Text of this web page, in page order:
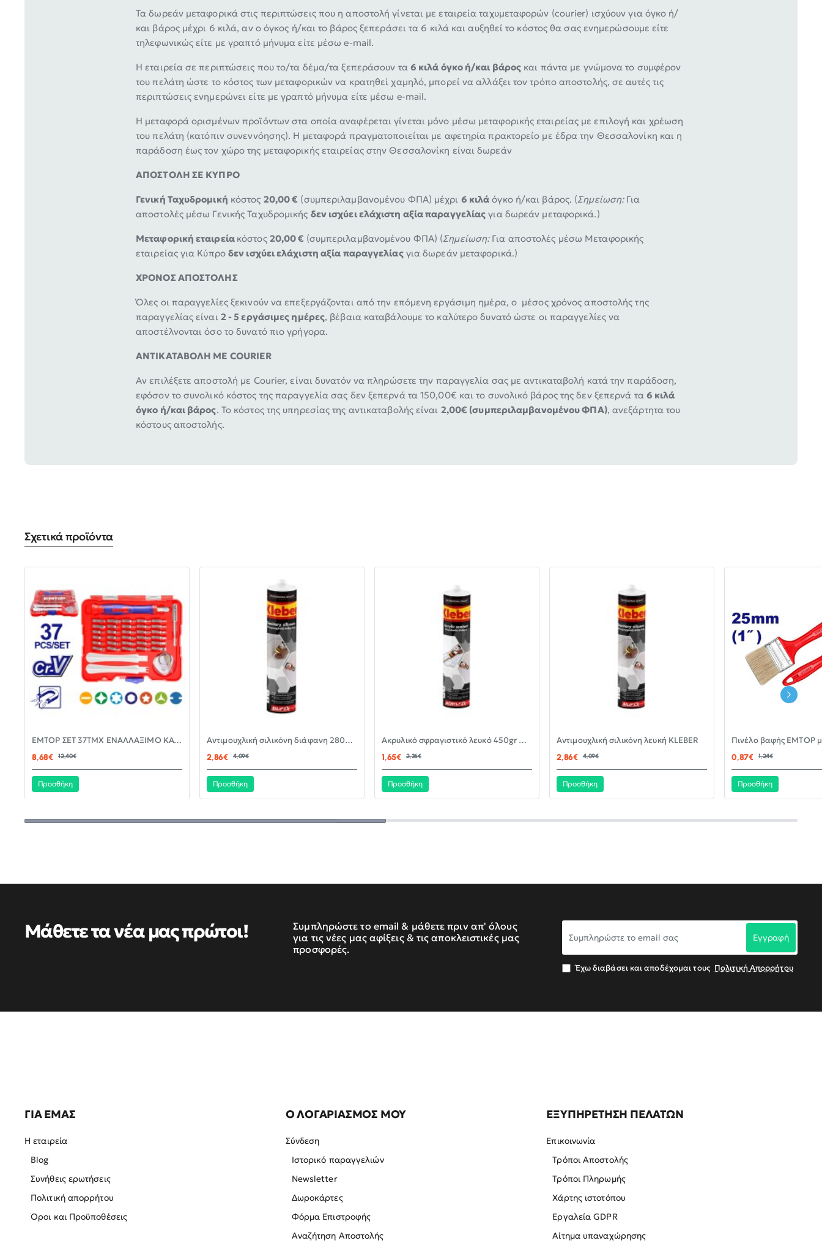
Τα δωρεάν μεταφορικά στις περιπτώσεις που η αποστολή γίνεται με εταιρεία ταχυμεταφορών (courier) ισχύουν για όγκο ή/
και βάρος μέχρι 6 κιλά, αν o όγκος ή/και το βάρος ξεπεράσει τα 6 κιλά και αυξηθεί το κόστος θα σας ενημερώσουμε είτε
τηλεφωνικώς είτε με γραπτό μήνυμα είτε μέσω e-mail.
Η εταιρεία σε περιπτώσεις που το/τα δέμα/τα ξεπεράσουν τα 6 κιλά όγκο ή/και βάρος και πάντα με γνώμονα το συμφέρον
του πελάτη ώστε το κόστος των μεταφορικών να κρατηθεί χαμηλό, μπορεί να αλλάξει τον τρόπο αποστολής, σε αυτές τις
περιπτώσεις ενημερώνει είτε με γραπτό μήνυμα είτε μέσω e-mail.
Η μεταφορά ορισμένων προϊόντων στα οποία αναφέρεται γίνεται μόνο μέσω μεταφορικής εταιρείας με επιλογή και χρέωση
του πελάτη (κατόπιν συνεννόησης). Η μεταφορά πραγματοποιείται με αφετηρία πρακτορείο με έδρα την Θεσσαλονίκη και η
παράδοση έως τον χώρο της μεταφορικής εταιρείας στην Θεσσαλονίκη είναι δωρεάν
ΑΠΟΣΤΟΛΗ ΣΕ ΚΥΠΡΟ
Γενική Ταχυδρομική κόστος 20,00 € (συμπεριλαμβανομένου ΦΠΑ) μέχρι 6 κιλά όγκο ή/και βάρος. (Σημείωση:Για
αποστολές μέσω Γενικής Ταχυδρομικής δεν ισχύει ελάχιστη αξία παραγγελίας για δωρεάν μεταφορικά.)
Μεταφορική εταιρεία κόστος 20,00 € (συμπεριλαμβανομένου ΦΠΑ) (Σημείωση:Για αποστολές μέσω Μεταφορικής
εταιρείας για Κύπρο δεν ισχύει ελάχιστη αξία παραγγελίαςγια δωρεάν μεταφορικά.)
ΧΡΟΝΟΣ ΑΠΟΣΤΟΛΗΣ
Όλες οι παραγγελίες ξεκινούν να επεξεργάζονται από την επόμενη εργάσιμη ημέρα, ο μέσος χρόνος αποστολής της
παραγγελίας είναι 2 - 5 εργάσιμες ημέρες, βέβαια καταβάλουμε το καλύτερο δυνατό ώστε οι παραγγελίες να
αποστέλνονται όσο το δυνατό πιο γρήγορα.
ΑΝΤΙΚΑΤΑΒΟΛΗ ΜΕ COURIER
Aν επιλέξετε αποστολή με Courier, είναι δυνατόν να πληρώσετε την παραγγελία σας με αντικαταβολή κατά την παράδοση,
εφόσον το συνολικό κόστος της παραγγελία σας δεν ξεπερνά τα 150,00€ και το συνολικό βάρος της δεν ξεπερνά τα 6 κιλά
όγκο ή/και βάρος. Το κόστος της υπηρεσίας της αντικαταβολής είναι 2,00€ (συμπεριλαμβανομένου ΦΠΑ), ανεξάρτητα του
κόστους αποστολής.
Σχετικά προϊόντα
-30%EMTOP ΣΕΤ 37ΤΜΧ ΕΝΑΛΛΑΞΙΜΟ ΚΑΤΣΑΒΙΔΙ ΜΕ ΜΥΤΕΣ EBST03702
8,68€
12,40€
Προσθήκη
-30%Αντιμουχλική σιλικόνη διάφανη 280ml KLEBER
2,86€
4,09€
Προσθήκη
-30%Ακρυλικό σφραγιστικό λευκό 450gr KLEBER
1,65€
2,36€
Προσθήκη
-30%
Αντιμουχλική σιλικόνη λευκή KLEBER
2,86€
4,09€
Προσθήκη
0,87€ 1,24€
Προσθήκη
Μάθετε τα νέα μας πρώτοι!
Συμπληρώστε το email & μάθετε πριν απ' όλους
για τις νέες μας αφίξεις & τις αποκλειστικές μας
προσφορές.
το
σας
Εγγραφή
Έχω διαβάσει και αποδέχομαι τους Πολιτική Απορρήτου
ΓΙΑ ΕΜΑΣ
Η εταιρεία
Blog
Συνήθεις ερωτήσεις
Πολιτική απορρήτου
Όροι και Προϋποθέσεις
Ο ΛΟΓΑΡΙΑΣΜΟΣ ΜΟΥ
Σύνδεση
Ιστορικό παραγγελιών
Newsletter
Δωροκάρτες
Φόρμα Επιστροφής
Αναζήτηση Αποστολής
ΕΞΥΠΗΡΕΤΗΣΗ ΠΕΛΑΤΩΝ
Επικοινωνία
Τρόποι Αποστολής
Τρόποι Πληρωμής
Χάρτης ιστοτόπου
Εργαλεία GDPR
Αίτημα υπαναχώρησης